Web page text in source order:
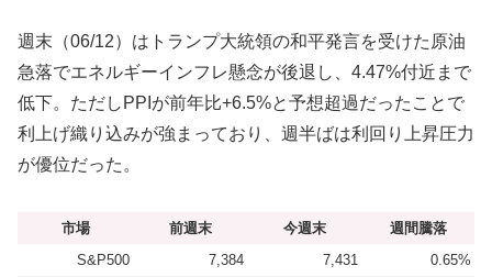
週末（06/12）はトランプ大統領の和平発言を受けた原油
急落でエネルギーインフレ懸念が後退し、4.47%付近まで
低下。ただしPPIが前年比+6.5%と予想超過だったことで
利上げ織り込みが強まっており、週半ばは利回り上昇圧力
が優位だった。
市場 前週末 今週末
週間騰落
S&P500
7,384 7,431
0.65%